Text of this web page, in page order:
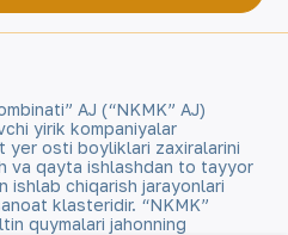
AJ (“NKMK” AJ)
yirik kompaniyalar
yer osti boyliklari zaxiralarini
va qayta ishlashdan to tayyor
ishlab chiqarish jarayonlari
klasteridir. “NKMK”
quymalari jahonning